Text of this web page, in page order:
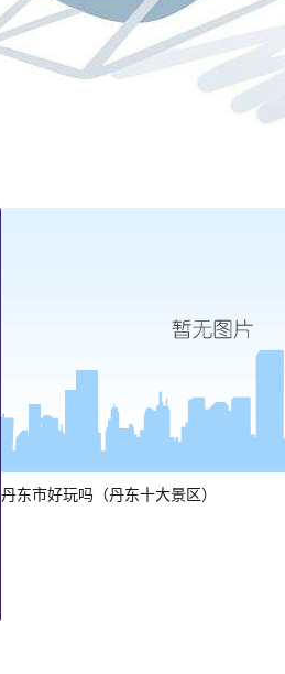
丹东市好玩吗（丹东十大景区）